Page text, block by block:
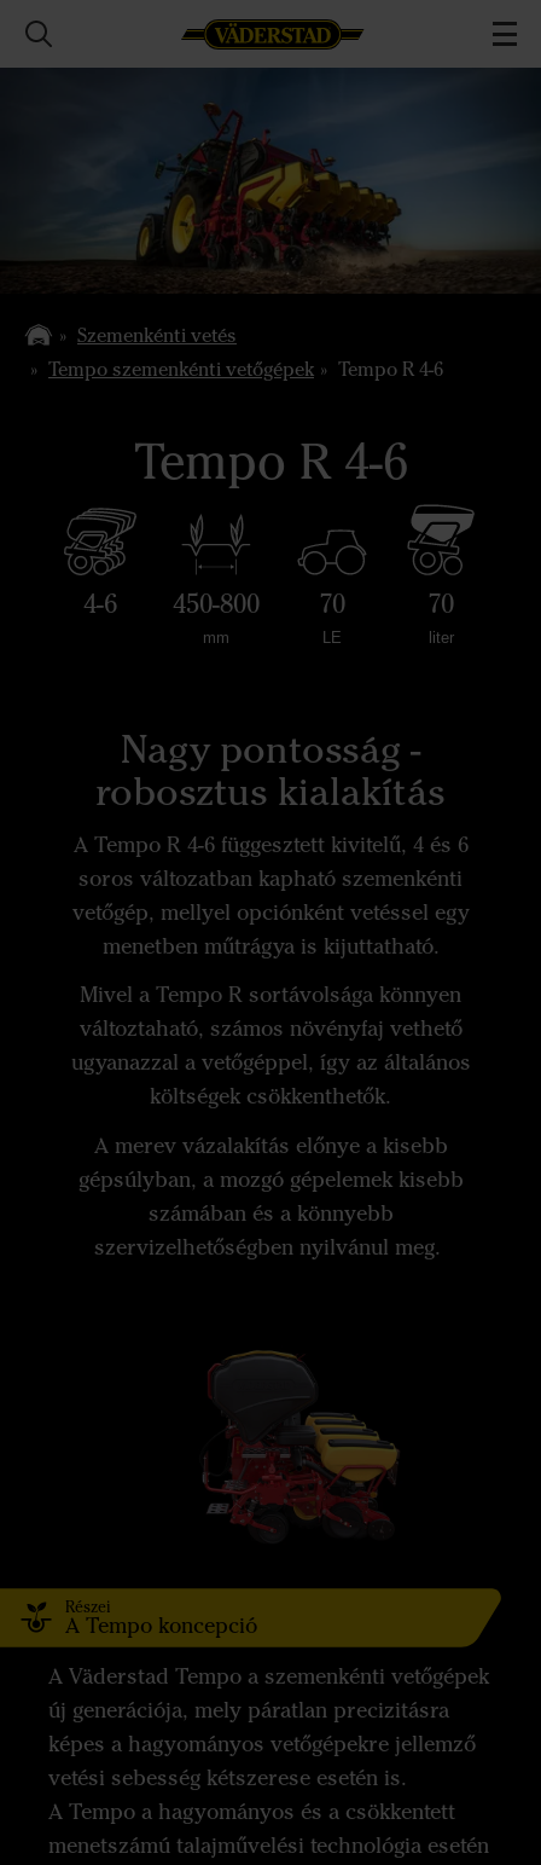
Szemenkénti vetés
Tempo szemenkénti vetőgépek
Tempo R 4-6
Tempo R 4-6
4-6 450-800
mm
70
LE
70
liter
Nagy pontosság -
robosztus kialakítás
A Tempo R 4-6 függesztett kivitelű, 4 és 6
soros változatban kapható szemenkénti
vetőgép, mellyel opciónként vetéssel egy
menetben műtrágya is kijuttatható.
Mivel a Tempo R sortávolsága könnyen
változtaható, számos növényfaj vethető
ugyanazzal a vetőgéppel, így az általános
költségek csökkenthetők.
A merev vázalakítás előnye a kisebb
gépsúlyban, a mozgó gépelemek kisebb
számában és a könnyebb
szervizelhetőségben nyilvánul meg.
Részei
A Tempo koncepció
A Väderstad Tempo a szemenkénti vetőgépek
új generációja, mely páratlan precizitásra
képes a hagyományos vetőgépekre jellemző
vetési sebesség kétszerese esetén is.
A Tempo a hagyományos és a csökkentett
menetszámú talajművelési technológia esetén